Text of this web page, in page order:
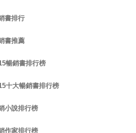
書排行
書推薦
暢銷書排行榜
十大暢銷書排行榜
小說排行榜
作家排行榜